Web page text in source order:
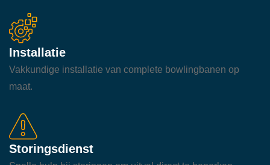
Installatie
Vakkundige installatie van complete bowlingbanen op
maat.
Storingsdienst